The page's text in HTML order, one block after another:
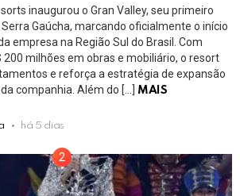
inaugurou o Gran Valley, seu primeiro
Gaúcha, marcando oficialmente o início
empresa na Região Sul do Brasil. Com
milhões em obras e mobiliário, o resort
e reforça a estratégia de expansão
companhia. Além do […] MAIS
há 5 dias